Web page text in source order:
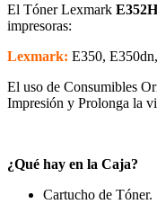
El Tóner Lexmark
impresoras:
Lexmark: E350,
El uso de Consumibles
Impresión y Prolonga la
¿Qué hay en la Caja?
Cartucho de Tóner.